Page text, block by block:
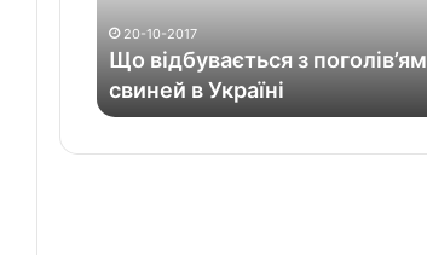
т
20-10-2017
Що відбувається з поголів’ям
свиней в Україні